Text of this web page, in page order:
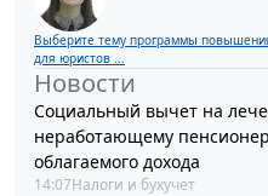
Выберите тему программы
для юристов ...
Новости
Социальный вычет на
неработающему
облагаемого дохода
14:07Налоги и бухучет